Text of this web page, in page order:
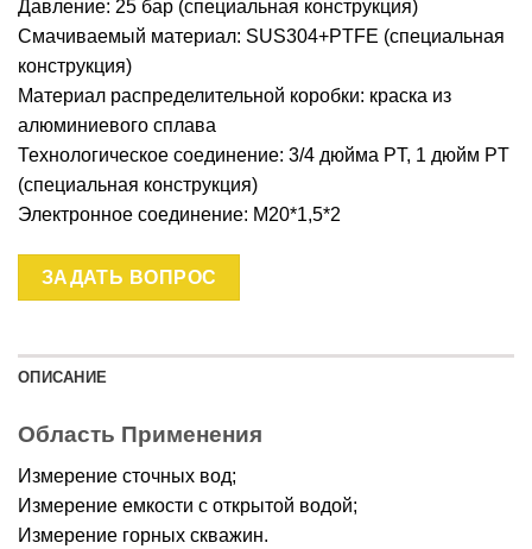
Давление: 25 бар (специальная конструкция)
Смачиваемый материал: SUS304+PTFE (специальная
конструкция)
Материал распределительной коробки: краска из
алюминиевого сплава
Технологическое соединение: 3/4 дюйма PT, 1 дюйм PT
(специальная конструкция)
Электронное соединение: M20*1,5*2
ЗАДАТЬ ВОПРОС
ОПИСАНИЕ
Область Применения
Измерение сточных вод;
Измерение емкости с открытой водой;
Измерение горных скважин.